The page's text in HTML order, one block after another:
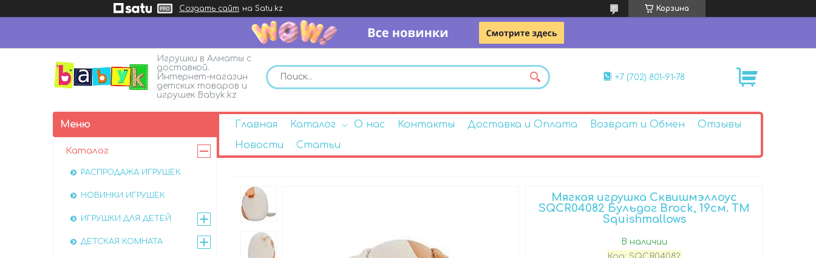
Создать сайт на Satu.kz Корзина
Игрушки в Алматы с
доставкой.
Интернет-магазин
детских товаров и
игрушек Babyk.kz
+7 (702) 801-91-78
Главная Каталог О нас Контакты Доставка и Оплата Возврат и Обмен
Отзывы
Новости
Статьи
Мягкая игрушка Сквишмэллоус
SQCR04082 Бульдог Brock, 19см. TM
Squishmallows
В наличии
Каталог
РАСПРОДАЖА ИГРУШЕК
НОВИНКИ ИГРУШЕК
ИГРУШКИ ДЛЯ ДЕТЕЙ
ДЕТСКАЯ КОМНАТА